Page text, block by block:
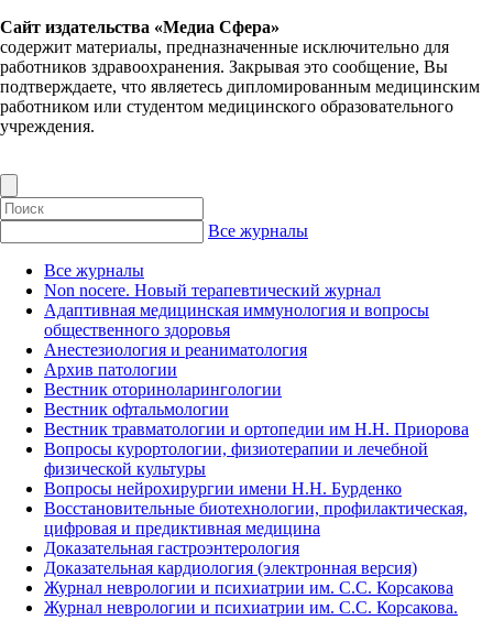
Сайт издательства «Медиа Сфера»
содержит материалы, предназначенные исключительно для
работников здравоохранения. Закрывая это сообщение, Вы
подтверждаете, что являетесь дипломированным медицинским
работником или студентом медицинского образовательного
учреждения.
Все журналы
Все журналы
Non nocere. Новый терапевтический журнал
Адаптивная медицинская иммунология и вопросы
общественного здоровья
Анестезиология и реаниматология
Архив патологии
Вестник оториноларингологии
Вестник офтальмологии
Вестник травматологии и ортопедии им Н.Н. Приорова
Вопросы курортологии, физиотерапии и лечебной
физической культуры
Вопросы нейрохирургии имени Н.Н. Бурденко
Восстановительные биотехнологии, профилактическая,
цифровая и предиктивная медицина
Доказательная гастроэнтерология
Доказательная кардиология (электронная версия)
Журнал неврологии и психиатрии им. С.С. Корсакова
Журнал неврологии и психиатрии им. С.С. Корсакова.